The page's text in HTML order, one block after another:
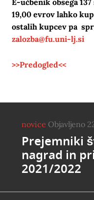
E-učbenik obsega
19,00 evrov lahko
ostalih kupcev pa
zalozba@fu.uni-lj.si
>>Predogled<<
novice Objavljeno
Prejemniki
nagrad in
2021/2022